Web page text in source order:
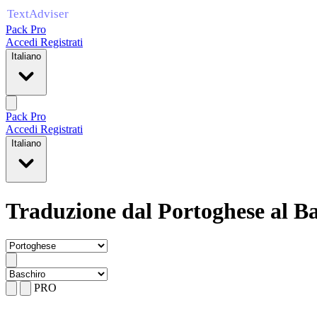
Pack Pro
Accedi Registrati
Italiano
Pack Pro
Accedi Registrati
Italiano
Traduzione dal Portoghese al
PRO